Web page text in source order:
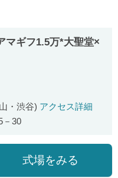
ギフ1.5万*大聖堂×
・渋谷) アクセス詳細
－30
式場をみる